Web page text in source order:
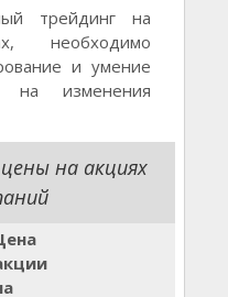
трейдинг на
необходимо
и умение
на изменения
на акциях